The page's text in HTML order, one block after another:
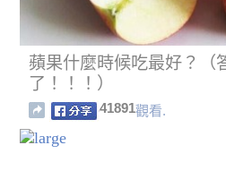
蘋果什麼時候吃最好？（
了！！！）
41891觀看.